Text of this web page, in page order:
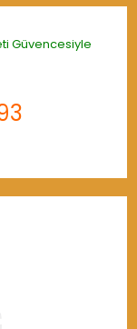
Güvencesiyle